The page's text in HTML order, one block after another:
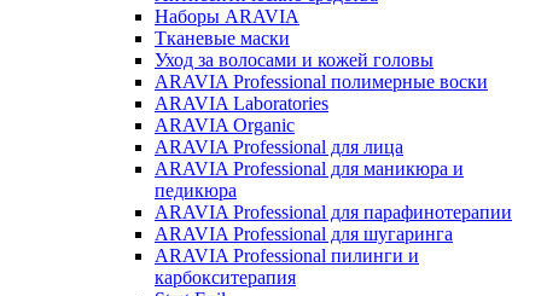
Наборы ARAVIA
Тканевые маски
Уход за волосами и кожей головы
ARAVIA Professional полимерные воски
ARAVIA Laboratories
ARAVIA Organic
ARAVIA Professional для лица
ARAVIA Professional для маникюра и
педикюра
ARAVIA Professional для парафинотерапии
ARAVIA Professional для шугаринга
ARAVIA Professional пилинги и
карбокситерапия